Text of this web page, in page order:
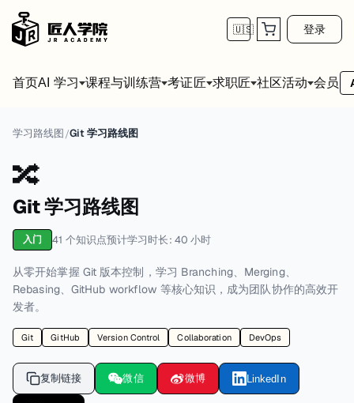
🇺🇸 登录
首页AI 学习 课程与训练营 考证匠 求职匠 社区活动 会员
学习路线图/Git 学习路线图
🔀
Git 学习路线图
入门 41 个知识点预计学习时长: 40 小时
从零开始掌握 Git 版本控制，学习 Branching、Merging、
Rebasing、GitHub workflow 等核心知识，成为团队协作的高效开
发者。
Git GitHub Version Control Collaboration DevOps
复制链接 微信 微博 LinkedIn